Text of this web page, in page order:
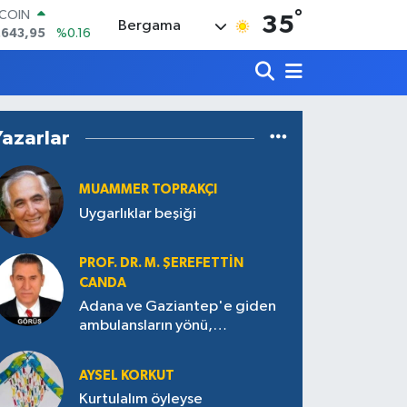
%0.06
%0.12
%70
Bergama 35°
MUAMMER TOPRAKÇI
Uygarlıklar beşiği
PROF. DR. M. ŞEREFETTIN
CANDA
Adana ve Gaziantep'e giden
ambulansların yönü,
AYSEL KORKUT
Kurtulalım öyleyse